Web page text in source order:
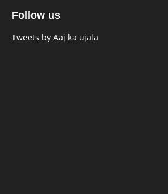
Follow us
Tweets by Aaj ka ujala